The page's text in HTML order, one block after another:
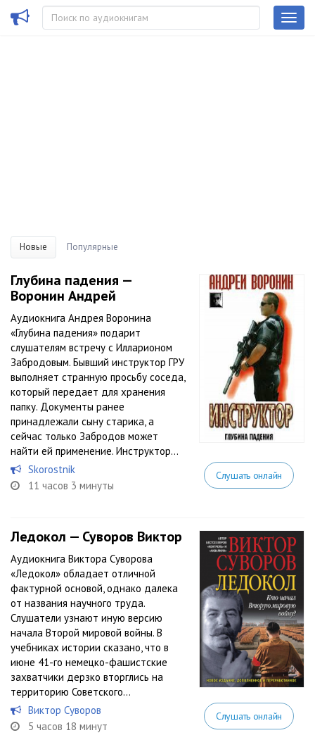
Новые Популярные
Глубина падения —
Воронин Андрей
Аудиокнига Андрея Воронина
«Глубина падения» подарит
слушателям встречу с Илларионом
Забродовым. Бывший инструктор ГРУ
выполняет странную просьбу соседа,
который передает для хранения
папку. Документы ранее
принадлежали сыну старика, а
сейчас только Забродов может
найти ей применение. Инструктор...
Skorostnik
11 часов 3 минуты
Слушать онлайн
Ледокол — Суворов Виктор
Аудиокнига Виктора Суворова
«Ледокол» обладает отличной
фактурной основой, однако далека
от названия научного труда.
Слушатели узнают иную версию
начала Второй мировой войны. В
учебниках истории сказано, что в
июне 41-го немецко-фашистские
захватчики дерзко вторглись на
территорию Советского...
Виктор Суворов
5 часов 18 минут
Слушать онлайн